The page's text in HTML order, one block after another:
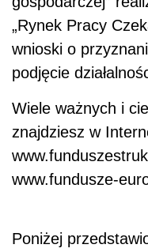
„Rynek Pracy
wnioski o
podjęcie
Wiele ważnych i
znajdziesz w
www.fundusze-
Poniżej